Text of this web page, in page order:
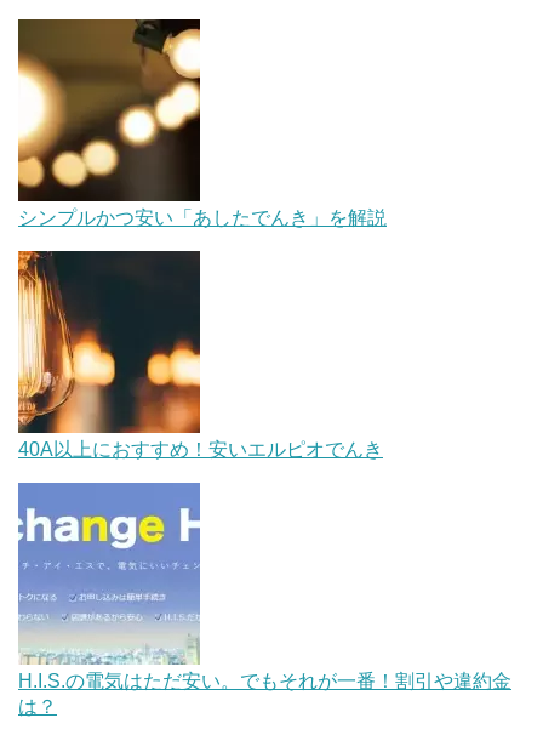
シンプルかつ安い「あしたでんき」を解説
40A以上におすすめ！安いエルピオでんき
H.I.S.の電気はただ安い。でもそれが一番！割引や違約金
は？